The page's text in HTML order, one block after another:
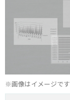
※画像はイメージです